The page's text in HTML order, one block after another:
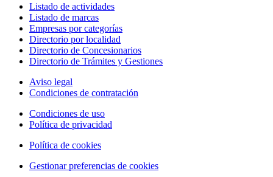
Listado de actividades
Listado de marcas
Empresas por categorías
Directorio por localidad
Directorio de Concesionarios
Directorio de Trámites y Gestiones
Aviso legal
Condiciones de contratación
Condiciones de uso
Política de privacidad
Política de cookies
Gestionar preferencias de cookies